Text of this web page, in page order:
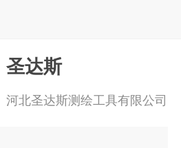
圣达斯
河北圣达斯测绘工具有限公司